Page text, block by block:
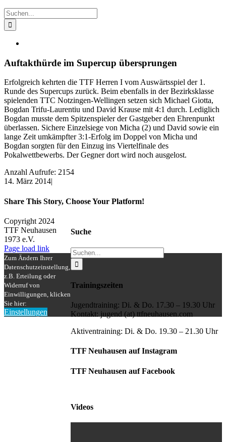
Suche
nach:
Auftakthürde im Supercup übersprungen
Erfolgreich kehrten die TTF Herren I vom Auswärtsspiel der 1.
Runde des Supercups zurück. Beim ebenfalls in der Bezirksklasse
spielenden TTC Notzingen-Wellingen setzen sich Michael Giotta,
Bogdan Trifu-Laurentiu und David Krause mit 4:1 durch. Lediglich
Bogdan musste dem Spitzenspieler der Gastgeber den Ehrenpunkt
überlassen. Sichere Einzelsiege von Micha (2) und David sowie ein
lange Zeit umkämpfter 3:1-Erfolg im Doppel von Micha und
Bogdan sorgten für den Einzug ins Viertelfinale des
Pokalwettbewerbs. Der Gegner dort wird noch ausgelost.
Anzahl Aufrufe: 2154
14. März 2014|
Share This Story, Choose Your Platform!
Facebook
X
Reddit
LinkedIn
WhatsApp
Tumblr
Pinterest
Vk
Xing
E-
Mail
Suche
Suche
nach:
Trainingszeiten
Jugendtraining: Di. & Do. 17.30 – 19.30 Uhr
Kontakt: jugend (at) ttfneuhausen.com
Aktiventraining: Di. & Do. 19.30 – 21.30 Uhr
TTF Neuhausen auf Instagram
TTF Neuhausen auf Facebook
Videos
Copyright 2024
TTF Neuhausen
1973 e.V.
Facebook
Instagram
Page load link
Zum Ändern Ihrer
Datenschutzeinstellung,
z.B. Erteilung oder
Widerruf von
Einwilligungen, klicken
Sie hier:
Einstellungen